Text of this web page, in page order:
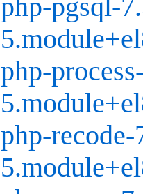
php-pgsql-
php-
php-recode-